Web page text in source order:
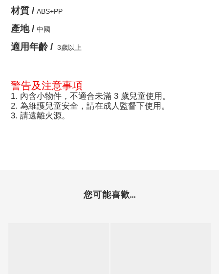
材質 / ABS+PP
產地/ 中國
適用年齡 / 3歲以上
警告及注意事項
1. 內含小物件，不適合未滿 3 歲兒童使用。
2. 為維護兒童安全，請在成人監督下使用。
3. 請遠離火源。
您可能喜歡...